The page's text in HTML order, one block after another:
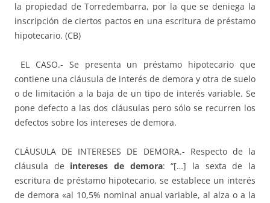
la propiedad de Torredembarra, por la que se deniega la
inscripción de ciertos pactos en una escritura de préstamo
hipotecario. (CB)
EL CASO.- Se presenta un préstamo hipotecario que
contiene una cláusula de interés de demora y otra de suelo
o de limitación a la baja de un tipo de interés variable. Se
pone defecto a las dos cláusulas pero sólo se recurren los
defectos sobre los intereses de demora.
CLÁUSULA DE INTERESES DE DEMORA.- Respecto de la
cláusula de intereses de demora: “[…] la sexta de la
escritura de préstamo hipotecario, se establece un interés
de demora «al 10,5% nominal anual variable, al alza o a la